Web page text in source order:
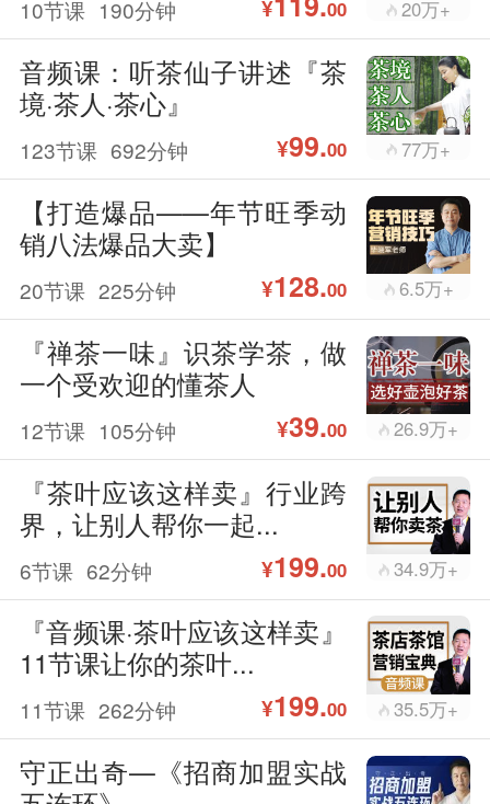
10节课 190分钟 ¥ 00 20万+
音频课：听茶仙子讲述『茶
境·茶人·茶心』
123节课 692分钟 ¥99.00 77万+
【打造爆品——年节旺季动
销八法爆品大卖】
20节课 225分钟 ¥128.00 6.5万+
『禅茶一味』识茶学茶，做
一个受欢迎的懂茶人
12节课 105分钟 ¥39.00 26.9万+
『茶叶应该这样卖』行业跨
界，让别人帮你一起...
6节课 62分钟 ¥199.00 34.9万+
『音频课·茶叶应该这样卖』
11节课让你的茶叶...
11节课 262分钟 ¥199.00 35.5万+
守正出奇—《招商加盟实战